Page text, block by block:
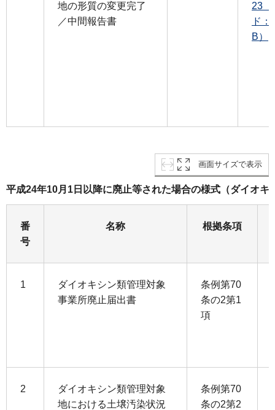
地の形質の変更完了
／中間報告書
23（
ド：
B）
画面サイズで表示
平成24年10月1日以降に廃止等された場合の様式（ダイオキ
番
号
名称 根拠条項
1
ダイオキシン類管理対象
事業所廃止届出書
条例第70
条の2第1
項
2
ダイオキシン類管理対象
地における土壌汚染状況
条例第70
条の2第2